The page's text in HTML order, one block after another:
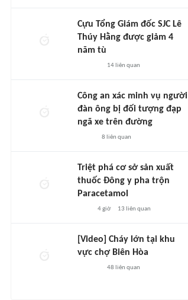
Cựu Tổng Giám đốc SJC Lê
Thúy Hằng được giảm 4
năm tù
14 liên quan
Công an xác minh vụ người
đàn ông bị đối tượng đạp
ngã xe trên đường
8 liên quan
Triệt phá cơ sở sản xuất
thuốc Đông y pha trộn
Paracetamol
4 giờ 13 liên quan
[Video] Cháy lớn tại khu
vực chợ Biên Hòa
48 liên quan